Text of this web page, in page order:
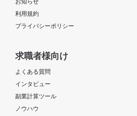
利用規約
プライバシーポリシー
求職者様向け
よくある質問
インタビュー
副業計算ツール
ノウハウ